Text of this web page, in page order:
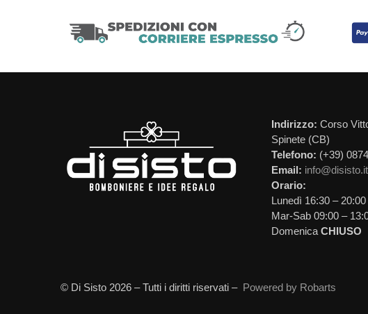
Indirizzo: Corso
Spinete (CB)
Telefono: (+39)
Email: info@disisto.it
Orario:
Lunedì 16:30 – 20:00
Mar-Sab 09:00 –
Domenica CHIUSO
© Di Sisto 2026 – Tutti i diritti riservati – Powered by Robarts